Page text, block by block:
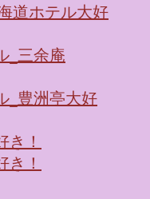
道ホテル大好
_三余庵
_豊洲亭大好
！
！